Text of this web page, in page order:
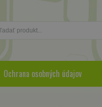
Ochrana osobných údajov